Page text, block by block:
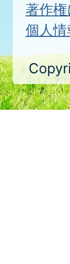
著作
個人